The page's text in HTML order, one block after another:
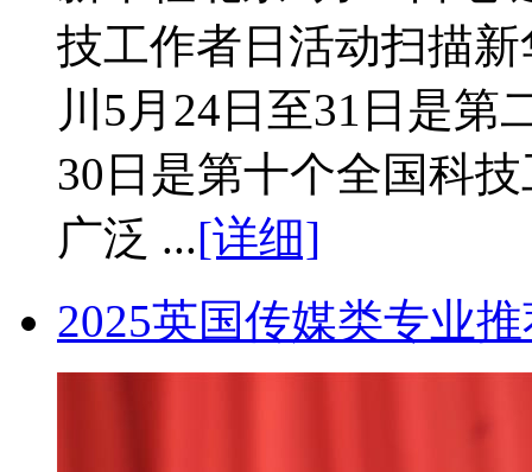
技工作者日活动扫描
川5月24日至31日是第
30日是第十个全国科
广泛 ...[详细]
2025英国传媒类专业